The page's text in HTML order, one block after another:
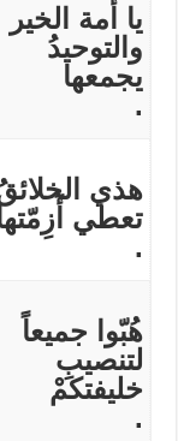
يا أمة الخير
والتوحيدُ
يجمعها
.
هذي
تعطي
.
هُبّوا جميعاً
لتنصيبِ
خليفتكمْ
.